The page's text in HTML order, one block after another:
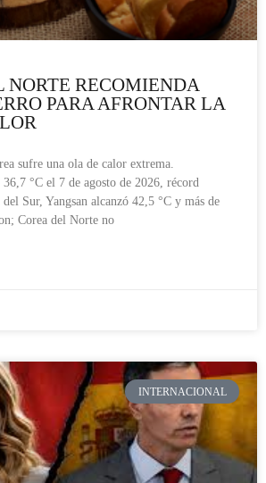
NORTE RECOMIENDA
PARA AFRONTAR LA
sufre una ola de calor extrema.
°C el 7 de agosto de 2026, récord
Sur, Yangsan alcanzó 42,5 °C y más de
Corea del Norte no
INTERNACIONAL